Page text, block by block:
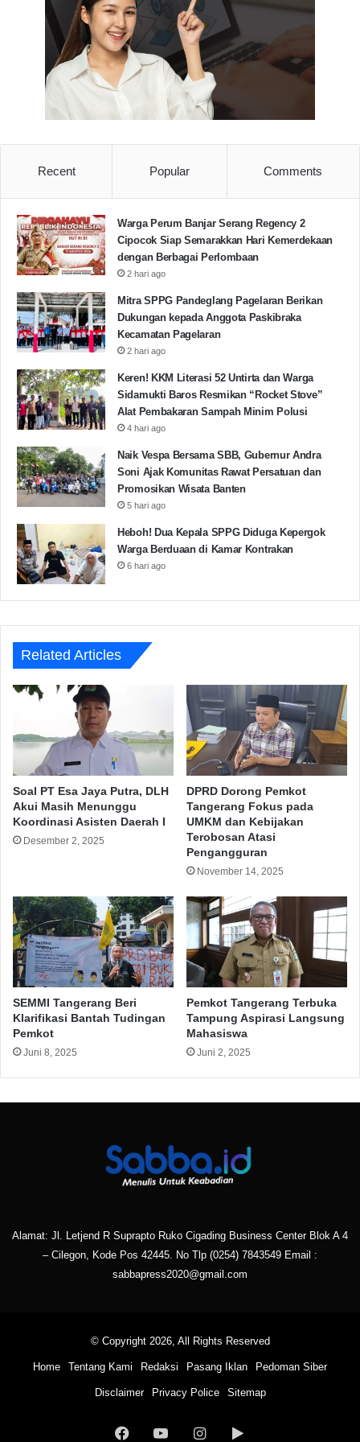
Pemkot Tangerang Transjakarta
Copy URL
Recent Popular Comments
Warga Perum Banjar Serang Regency 2
Cipocok Siap Semarakkan Hari Kemerdekaan
dengan Berbagai Perlombaan
2 hari ago
Mitra SPPG Pandeglang Pagelaran Berikan
Dukungan kepada Anggota Paskibraka
Kecamatan Pagelaran
2 hari ago
Keren! KKM Literasi 52 Untirta dan Warga
Sidamukti Baros Resmikan “Rocket Stove”
Alat Pembakaran Sampah Minim Polusi
4 hari ago
Naik Vespa Bersama SBB, Gubernur Andra
Soni Ajak Komunitas Rawat Persatuan dan
Promosikan Wisata Banten
5 hari ago
Heboh! Dua Kepala SPPG Diduga Kepergok
Warga Berduaan di Kamar Kontrakan
6 hari ago
Related Articles
Soal PT Esa Jaya Putra, DLH
Akui Masih Menunggu
Koordinasi Asisten Daerah I
Desember 2, 2025
DPRD Dorong Pemkot
Tangerang Fokus pada
UMKM dan Kebijakan
Terobosan Atasi
Pengangguran
November 14, 2025
SEMMI Tangerang Beri
Klarifikasi Bantah Tudingan
Pemkot
Juni 8, 2025
Pemkot Tangerang Terbuka
Tampung Aspirasi Langsung
Mahasiswa
Juni 2, 2025
Alamat: Jl. Letjend R Suprapto Ruko Cigading Business Center Blok A 4
– Cilegon, Kode Pos 42445. No Tlp (0254) 7843549 Email :
sabbapress2020@gmail.com
© Copyright 2026, All Rights Reserved
Home Tentang Kami Redaksi Pasang Iklan Pedoman Siber
Disclaimer Privacy Police Sitemap
FacebookYouTubeInstagramGoogle